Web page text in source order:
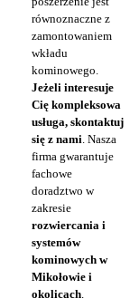
równoznaczne z
zamontowaniem
wkładu
kominowego.
Jeżeli interesuje
Cię kompleksowa
usługa, skontaktuj
się z nami . Nasza
firma gwarantuje
fachowe
doradztwo w
zakresie
rozwiercania i
systemów
kominowych w
Mikołowie i
okolicach